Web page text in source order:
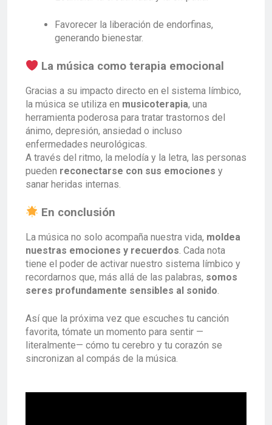
Favorecer la liberación de endorfinas,
generando bienestar.
La música como terapia emocional
Gracias a su impacto directo en el sistema límbico,
la música se utiliza en musicoterapia, una
herramienta poderosa para tratar trastornos del
ánimo, depresión, ansiedad o incluso
enfermedades neurológicas.
A través del ritmo, la melodía y la letra, las personas
pueden reconectarse con sus emociones y
sanar heridas internas.
En conclusión
La música no solo acompaña nuestra vida, moldea
nuestras emociones y recuerdos . Cada nota
tiene el poder de activar nuestro sistema límbico y
recordarnos que, más allá de las palabras, somos
seres profundamente sensibles al sonido
Así que la próxima vez que escuches tu canción
favorita, tómate un momento para sentir —
literalmente— cómo tu cerebro y tu corazón se
sincronizan al compás de la música.